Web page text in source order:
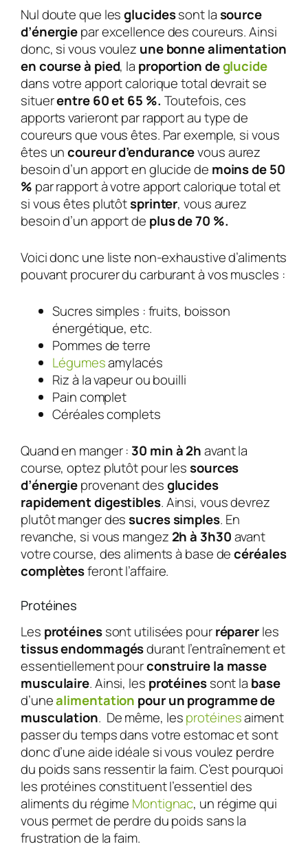
Nul doute que lesglucidessont lasource
d’énergiepar excellence des coureurs. Ainsi
donc, si vous voulez une bonne alimentation
en course à pied, la proportion deglucide
dans votre apport calorique total devrait se
situerentre 60 et 65 %. Toutefois, ces
apports varieront par rapport au type de
coureurs que vous êtes. Par exemple, si vous
êtes uncoureur d’endurancevous aurez
besoin d’un apport en glucide de moins de 50
% par rapport à votre apport calorique total et
si vous êtes plutôtsprinter, vous aurez
besoin d’un apport de plus de 70 %.
Voici donc une liste non-exhaustive d’aliments
pouvant procurer du carburant à vos muscles :
Sucres simples : fruits, boisson
énergétique, etc.
Pommes de terre
Légumesamylacés
Riz à la vapeur ou bouilli
Pain complet
Céréales complets
Quand en manger : 30 min à 2havant la
course, optez plutôt pour lessources
d’énergieprovenant desglucides
rapidement digestibles. Ainsi, vous devrez
plutôt manger dessucres simples. En
revanche, si vous mangez 2h à 3h30avant
votre course, des aliments à base decéréales
complètesferont l’affaire.
Protéines
Les protéinessont utilisées pourréparerles
tissus endommagésdurant l’entraînement et
essentiellement pourconstruire la masse
musculaire. Ainsi, les protéinessont la base
d’unealimentation pour un programme de
musculation. De même, lesprotéinesaiment
passer du temps dans votre estomac et sont
donc d’une aide idéale si vous voulez perdre
du poids sans ressentir la faim. C’est pourquoi
les protéines constituent l’essentiel des
aliments du régime Montignac, un régime qui
vous permet de perdre du poids sans la
frustration de la faim.